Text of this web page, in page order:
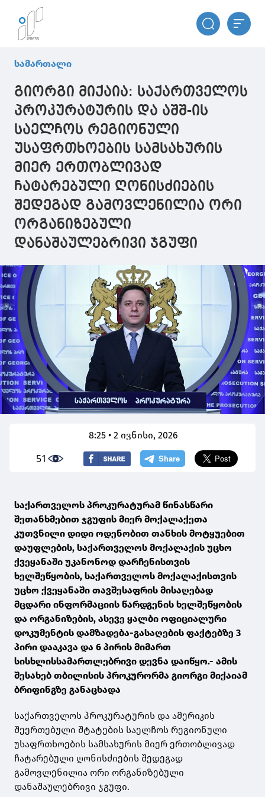
სამართალი
გიორგი მიქაია: საქართველოს
პროკურატურის და აშშ-ის
საელჩოს რეგიონული
უსაფრთხოების სამსახურის
მიერ ერთობლივად
ჩატარებული ღონისძიების
შედეგად გამოვლენილია ორი
ორგანიზებული
დანაშაულებრივი ჯგუფი
8:25 • 2 ივნისი, 2026
51
საქართველოს პროკურატურამ წინასწარი
შეთანხმებით ჯგუფის მიერ მოქალაქეთა
კუთვნილი დიდი ოდენობით თანხის მოტყუებით
დაუფლების, საქართველოს მოქალაქის უცხო
ქვეყანაში უკანონოდ დარჩენისთვის
ხელშეწყობის, საქართველოს მოქალაქისთვის
უცხო ქვეყანაში თავშესაფრის მისაღებად
მცდარი ინფორმაციის წარდგენის ხელშეწყობის
და ორგანიზების, ასევე ყალბი ოფიციალური
დოკუმენტის დამზადება-გასაღების ფაქტებზე 3
პირი დააკავა და 6 პირის მიმართ
სისხლისსამართლებრივი დევნა დაიწყო.- ამის
შესახებ თბილისის პროკურორმა გიორგი მიქაიამ
ბრიფინგზე განაცხადა
საქართველოს პროკურატურის და ამერიკის
შეერთებული შტატების საელჩოს რეგიონული
უსაფრთხოების სამსახურის მიერ ერთობლივად
ჩატარებული ღონისძიების შედეგად
გამოვლენილია ორი ორგანიზებული
დანაშაულებრივი ჯგუფი.